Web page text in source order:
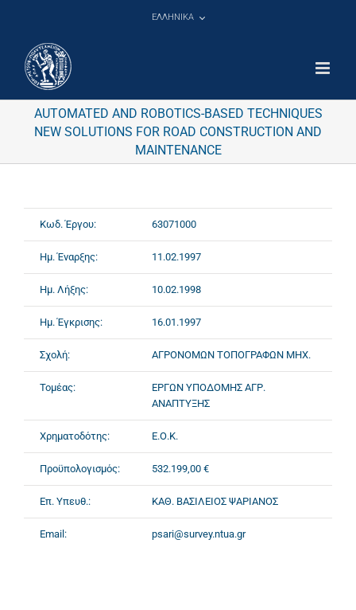
ΕΛΛΗΝΙΚΑ
AUTOMATED AND ROBOTICS-BASED TECHNIQUES
NEW SOLUTIONS FOR ROAD CONSTRUCTION AND
MAINTENANCE
Κωδ. Έργου: 63071000
Ημ. Έναρξης: 11.02.1997
Ημ. Λήξης: 10.02.1998
Ημ. Έγκρισης: 16.01.1997
Σχολή: ΑΓΡΟΝΟΜΩΝ ΤΟΠΟΓΡΑΦΩΝ ΜΗΧ.
Τομέας:
ΕΡΓΩΝ ΥΠΟΔΟΜΗΣ ΑΓΡ.
ΑΝΑΠΤΥΞΗΣ
Χρηματοδότης: Ε.Ο.Κ.
Προϋπολογισμός: 532.199,00 €
Επ. Υπευθ.: ΚΑΘ. ΒΑΣΙΛΕΙΟΣ ΨΑΡΙΑΝΟΣ
Email: psari@survey.ntua.gr